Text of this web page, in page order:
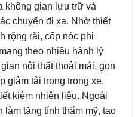
không gian lưu trữ và
chuyến đi xa. Nhờ thiết
rộng rãi, cốp nóc phi
theo nhiều hành lý
nội thất thoải mái, gọn
giảm tải trọng trong xe,
kiệm nhiên liệu. Ngoài
làm tăng tính thẩm mỹ, tạo